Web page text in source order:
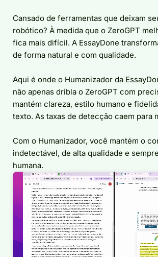
Cansado de ferramentas que deixam
robótico? À medida que o ZeroGPT
fica mais difícil. A EssayDone
de forma natural e com qualidade.
Aqui é onde o Humanizador da
não apenas dribla o ZeroGPT com
mantém clareza, estilo humano e
texto. As taxas de detecção caem para
Com o Humanizador, você mantém o
indetectável, de alta qualidade e
humana.